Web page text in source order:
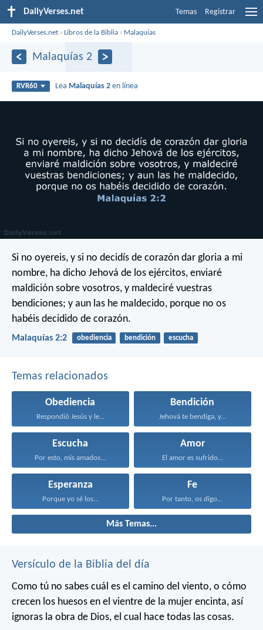
DailyVerses.net Temas Registrar
DailyVerses.net ›Libros de la Biblia › Malaquías
Malaquías 2
RVR60 Lea Malaquías 2 en línea
Si no oyereis, y si no decidís de corazón dar gloria a mi
nombre, ha dicho Jehová de los ejércitos, enviaré
maldición sobre vosotros, y maldeciré vuestras
bendiciones; y aun las he maldecido, porque no os
habéis decidido de corazón.
Malaquías 2:2 obediencia bendición escucha
Temas relacionados
Obediencia
Respondió Jesús y le...
Bendición
Jehová te bendiga, y...
Escucha
Por esto, mis amados...
Amor
El amor es sufrido...
Esperanza
Porque yo sé los...
Fe
Por tanto, os digo...
Más Temas...
Versículo de la Biblia del día
Como tú no sabes cuál es el camino del viento, o cómo
crecen los huesos en el vientre de la mujer encinta, así
ignoras la obra de Dios, el cual hace todas las cosas.